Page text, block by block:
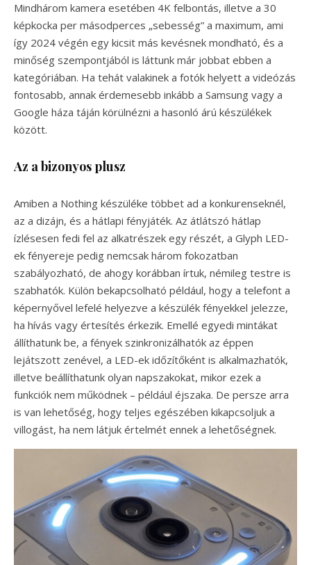
Mindhárom kamera esetében 4K felbontás, illetve a 30
képkocka per másodperces „sebesség” a maximum, ami
így 2024 végén egy kicsit más kevésnek mondható, és a
minőség szempontjából is láttunk már jobbat ebben a
kategóriában. Ha tehát valakinek a fotók helyett a videózás
fontosabb, annak érdemesebb inkább a Samsung vagy a
Google háza táján körülnézni a hasonló árú készülékek
között.
Az a bizonyos plusz
Amiben a Nothing készüléke többet ad a konkurenseknél,
az a dizájn, és a hátlapi fényjáték. Az átlátszó hátlap
ízlésesen fedi fel az alkatrészek egy részét, a Glyph LED-
ek fényereje pedig nemcsak három fokozatban
szabályozható, de ahogy korábban írtuk, némileg testre is
szabhatók. Külön bekapcsolható például, hogy a telefont a
képernyővel lefelé helyezve a készülék fényekkel jelezze,
ha hívás vagy értesítés érkezik. Emellé egyedi mintákat
állíthatunk be, a fények szinkronizálhatók az éppen
lejátszott zenével, a LED-ek időzítőként is alkalmazhatók,
illetve beállíthatunk olyan napszakokat, mikor ezek a
funkciók nem működnek – például éjszaka. De persze arra
is van lehetőség, hogy teljes egészében kikapcsoljuk a
villogást, ha nem látjuk értelmét ennek a lehetőségnek.